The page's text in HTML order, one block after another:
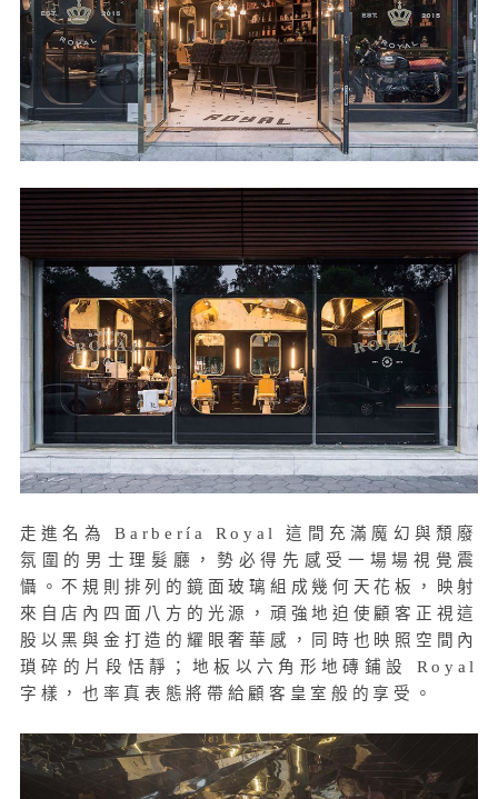
走進名為 Barbería Royal 這間充滿魔幻與頹廢
氛圍的男士理髮廳，勢必得先感受一場場視覺震
懾。不規則排列的鏡面玻璃組成幾何天花板，映射
來自店內四面八方的光源，頑強地迫使顧客正視這
股以黑與金打造的耀眼奢華感，同時也映照空間內
瑣碎的片段恬靜；地板以六角形地磚鋪設 Royal
字樣，也率真表態將帶給顧客皇室般的享受。